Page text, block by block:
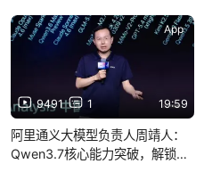
9491 1 19:59
App
阿里通义大模型负责人周靖人：
Qwen3.7核心能力突破，解锁实